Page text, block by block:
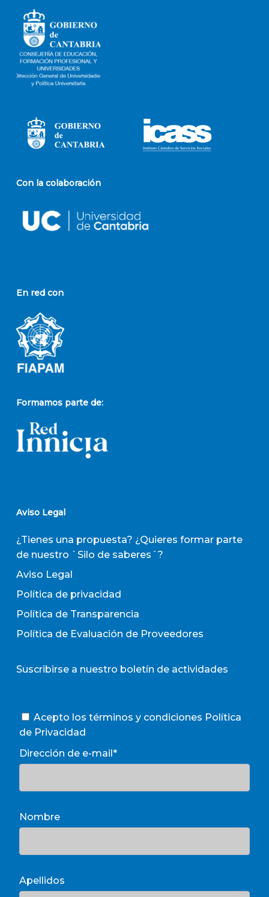
Con la colaboración
En red con
Formamos parte de:
Aviso Legal
¿Tienes una propuesta? ¿Quieres formar parte
de nuestro `Silo de saberes´?
Aviso Legal
Política de privacidad
Política de Transparencia
Política de Evaluación de Proveedores
Suscribirse a nuestro boletín de actividades
Acepto los términos y condiciones Política
de Privacidad
Dirección de e-mail*
Nombre
Apellidos